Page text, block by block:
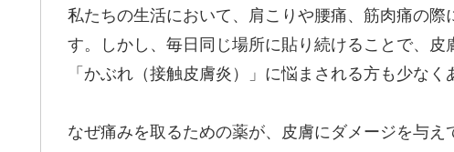
私たちの生活において、肩こりや腰痛、筋肉痛の
す。しかし、毎日同じ場所に貼り続けることで、
「かぶれ（接触皮膚炎）」に悩まされる方も少なく
なぜ痛みを取るための薬が、皮膚にダメージを与